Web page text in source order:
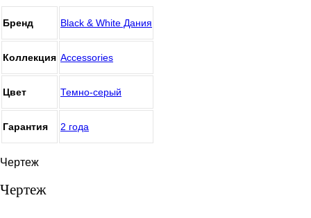
Бренд Black & White Дания
Коллекция Accessories
Цвет Темно-серый
Гарантия 2 года
Чертеж
Чертеж